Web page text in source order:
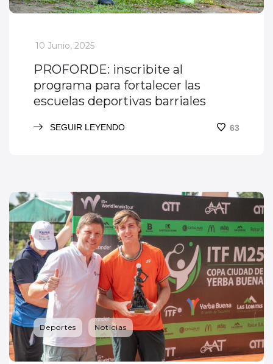
_
10 Junio, 2025
PROFORDE: inscribite al
programa para fortalecer las
escuelas deportivas barriales
SEGUIR LEYENDO 63
Deportes Noticias